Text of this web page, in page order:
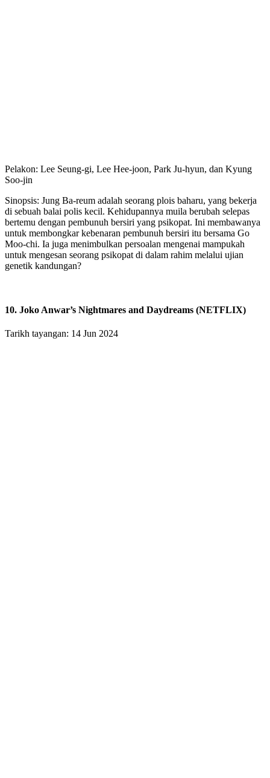
Pelakon: Lee Seung-gi, Lee Hee-joon, Park Ju-hyun, dan Kyung
Soo-jin
Sinopsis: Jung Ba-reum adalah seorang plois baharu, yang bekerja
di sebuah balai polis kecil. Kehidupannya muila berubah selepas
bertemu dengan pembunuh bersiri yang psikopat. Ini membawanya
untuk membongkar kebenaran pembunuh bersiri itu bersama Go
Moo-chi. Ia juga menimbulkan persoalan mengenai mampukah
untuk mengesan seorang psikopat di dalam rahim melalui ujian
genetik kandungan?
10. Joko Anwar’s Nightmares and Daydreams (NETFLIX)
Tarikh tayangan: 14 Jun 2024